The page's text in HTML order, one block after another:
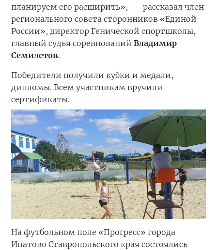
планируем его расширить», — рассказал член
регионального совета сторонников «Единой
России», директор Генической спортшколы,
главный судья соревнований Владимир
Семилетов.
Победители получили кубки и медали,
дипломы. Всем участникам вручили
сертификаты.
На футбольном поле «Прогресс» города
Ипатово Ставропольского края состоялись